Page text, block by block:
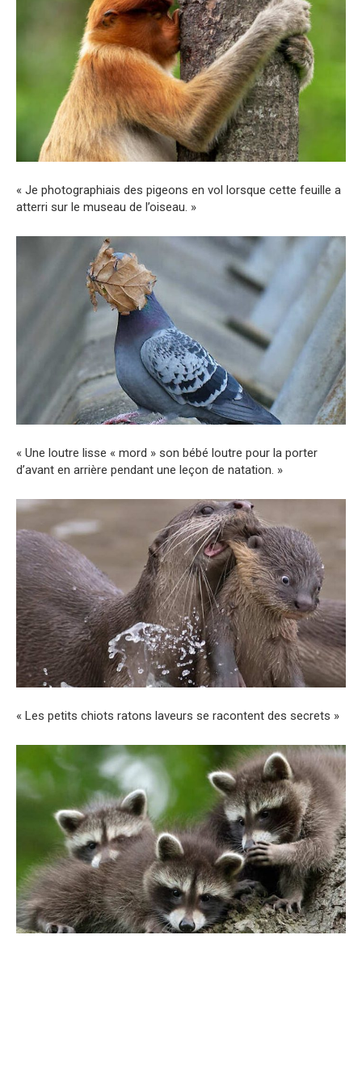
« Je photographiais des pigeons en vol lorsque cette feuille a
atterri sur le museau de l’oiseau. »
« Une loutre lisse « mord » son bébé loutre pour la porter
d’avant en arrière pendant une leçon de natation. »
« Les petits chiots ratons laveurs se racontent des secrets »